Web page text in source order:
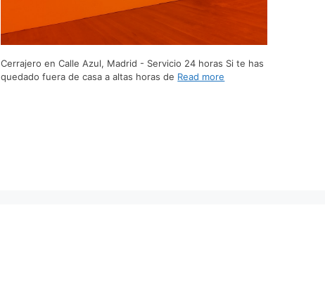
Cerrajero en Calle Azul, Madrid - Servicio 24 horas Si te has
quedado fuera de casa a altas horas de Read more